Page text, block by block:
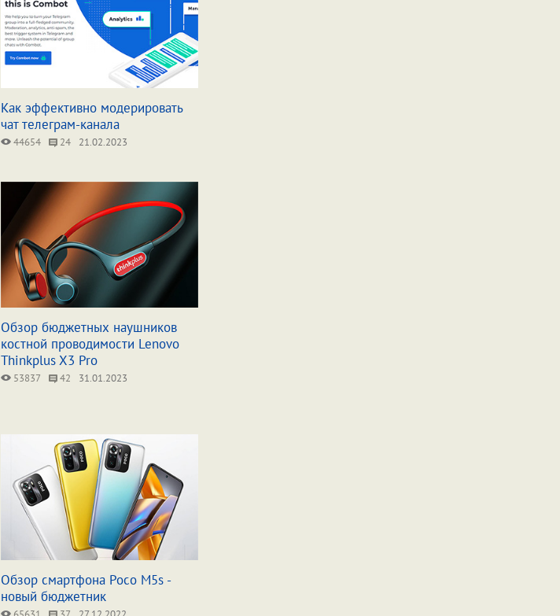
Как эффективно модерировать
чат телеграм-канала
44654 24 21.02.2023
Обзор бюджетных наушников
костной проводимости Lenovo
Thinkplus X3 Pro
53837 42 31.01.2023
Обзор смартфона Poco M5s -
новый бюджетник